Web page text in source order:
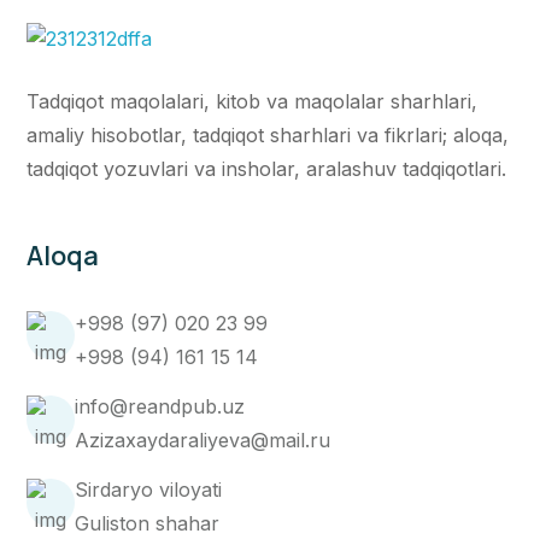
Tadqiqot maqolalari, kitob va maqolalar sharhlari,
amaliy hisobotlar, tadqiqot sharhlari va fikrlari; aloqa,
tadqiqot yozuvlari va insholar, aralashuv tadqiqotlari.
Aloqa
+998 (97) 020 23 99
+998 (94) 161 15 14
info@reandpub.uz
Azizaxaydaraliyeva@mail.ru
Sirdaryo viloyati
Guliston shahar